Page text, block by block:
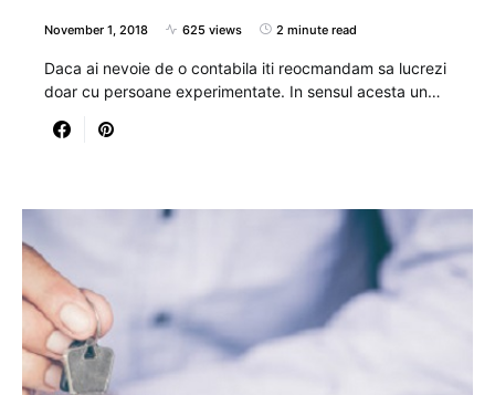
November 1, 2018 625 views 2 minute read
Daca ai nevoie de o contabila iti reocmandam sa lucrezi
doar cu persoane experimentate. In sensul acesta un…